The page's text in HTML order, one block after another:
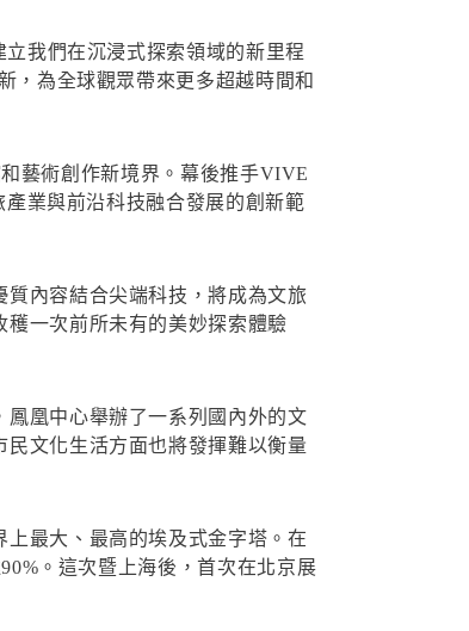
我們在沉浸式探索領域的新里程
，為全球觀眾帶來更多超越時間和
藝術創作新境界。幕後推手VIVE
業與前沿科技融合發展的創新範
內容結合尖端科技，將成為文旅
一次前所未有的美妙探索體驗
凰中心舉辦了一系列國內外的文
文化生活方面也將發揮難以衡量
最大、最高的埃及式金字塔。在
。這次暨上海後，首次在北京展